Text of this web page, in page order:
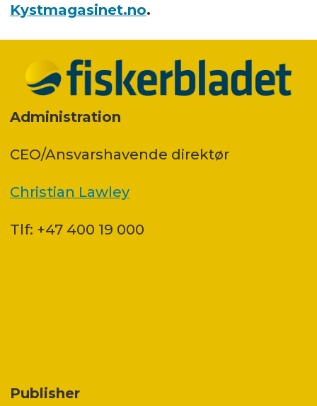
Kystmagasinet.no.
Administration
CEO/Ansvarshavende direktør
Christian Lawley
Tlf: +47 400 19 000
Publisher